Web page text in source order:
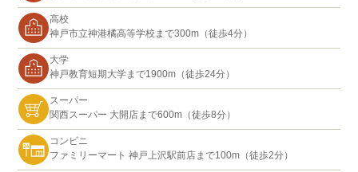
高校
神戸市立神港橘高等学校まで300m（徒歩4分）
大学
神戸教育短期大学まで1900m（徒歩24分）
スーパー
関西スーパー 大開店まで600m（徒歩8分）
コンビニ
ファミリーマート 神戸上沢駅前店まで100m（徒歩2分）